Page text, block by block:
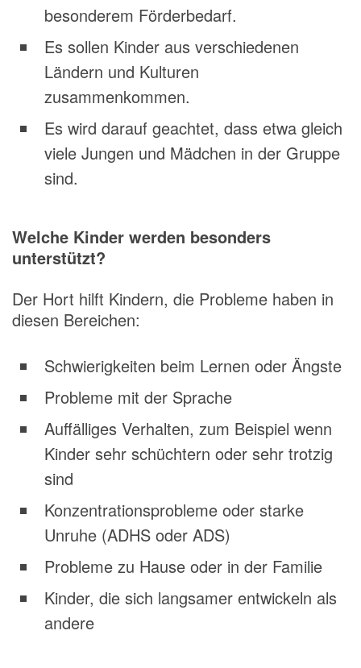
besonderem Förderbedarf.
Es sollen Kinder aus verschiedenen
Ländern und Kulturen
zusammenkommen.
Es wird darauf geachtet, dass etwa gleich
viele Jungen und Mädchen in der Gruppe
sind.
Welche Kinder werden besonders
unterstützt?
Der Hort hilft Kindern, die Probleme haben in
diesen Bereichen:
Schwierigkeiten beim Lernen oder Ängste
Probleme mit der Sprache
Auffälliges Verhalten, zum Beispiel wenn
Kinder sehr schüchtern oder sehr trotzig
sind
Konzentrationsprobleme oder starke
Unruhe (ADHS oder ADS)
Probleme zu Hause oder in der Familie
Kinder, die sich langsamer entwickeln als
andere